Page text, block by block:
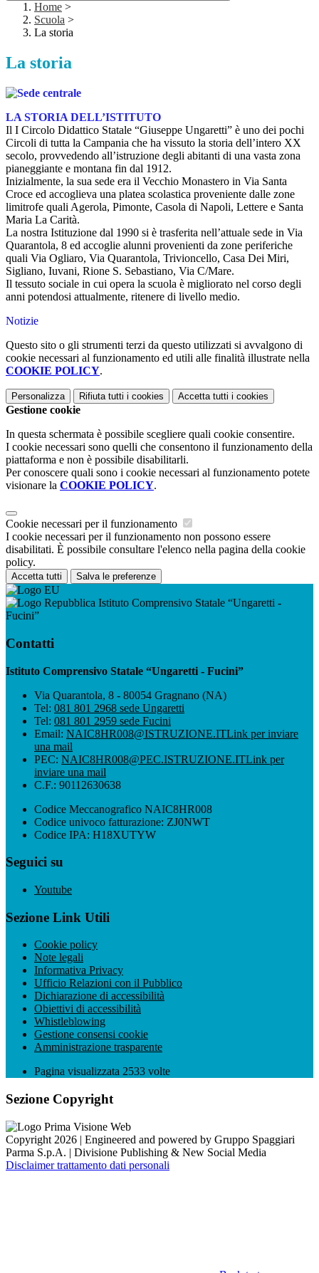
Home >
Scuola >
La storia
La storia
LA STORIA DELL’ISTITUTO
Il I Circolo Didattico Statale “Giuseppe Ungaretti” è uno dei pochi
Circoli di tutta la Campania che ha vissuto la storia dell’intero XX
secolo, provvedendo all’istruzione degli abitanti di una vasta zona
pianeggiante e montana fin dal 1912.
Inizialmente, la sua sede era il Vecchio Monastero in Via Santa
Croce ed accoglieva una platea scolastica proveniente dalle zone
limitrofe quali Agerola, Pimonte, Casola di Napoli, Lettere e Santa
Maria La Carità.
La nostra Istituzione dal 1990 si è trasferita nell’attuale sede in Via
Quarantola, 8 ed accoglie alunni provenienti da zone periferiche
quali Via Ogliaro, Via Quarantola, Trivioncello, Casa Dei Miri,
Sigliano, Iuvani, Rione S. Sebastiano, Via C/Mare.
Il tessuto sociale in cui opera la scuola è migliorato nel corso degli
anni potendosi attualmente, ritenere di livello medio.
Notizie
Questo sito o gli strumenti terzi da questo utilizzati si avvalgono di
cookie necessari al funzionamento ed utili alle finalità illustrate nella
COOKIE POLICY.
Personalizza Rifiuta tutti i cookies Accetta tutti i cookies
Gestione cookie
In questa schermata è possibile scegliere quali cookie consentire.
I cookie necessari sono quelli che consentono il funzionamento della
piattaforma e non è possibile disabilitarli.
Per conoscere quali sono i cookie necessari al funzionamento potete
visionare la COOKIE POLICY.
Cookie necessari per il funzionamento
I cookie necessari per il funzionamento non possono essere
disabilitati. È possibile consultare l'elenco nella pagina della cookie
policy.
Accetta tutti Salva le preferenze
Istituto Comprensivo Statale “Ungaretti -
Fucini”
Contatti
Istituto Comprensivo Statale “Ungaretti - Fucini”
Via Quarantola, 8 - 80054 Gragnano (NA)
Tel: 081 801 2968 sede Ungaretti
Tel: 081 801 2959 sede Fucini
Email: NAIC8HR008@ISTRUZIONE.ITLink per inviare
una mail
PEC: NAIC8HR008@PEC.ISTRUZIONE.ITLink per
inviare una mail
C.F.: 90112630638
Codice Meccanografico NAIC8HR008
Codice univoco fatturazione: ZJ0NWT
Codice IPA: H18XUTYW
Seguici su
Youtube
Sezione Link Utili
Cookie policy
Note legali
Informativa Privacy
Ufficio Relazioni con il Pubblico
Dichiarazione di accessibilità
Obiettivi di accessibilità
Whistleblowing
Gestione consensi cookie
Amministrazione trasparente
Pagina visualizzata 2533 volte
Sezione Copyright
Copyright 2026 | Engineered and powered by Gruppo Spaggiari
Parma S.p.A. | Divisione Publishing & New Social Media
Disclaimer trattamento dati personali